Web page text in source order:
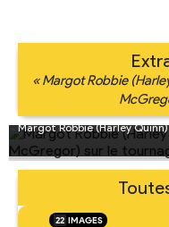
« Margot Robbie
Margot Robbie (Harley
22 IMAGES